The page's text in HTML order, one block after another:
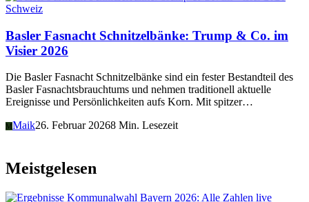
Schweiz
Basler Fasnacht Schnitzelbänke: Trump & Co. im
Visier 2026
Die Basler Fasnacht Schnitzelbänke sind ein fester Bestandteil des
Basler Fasnachtsbrauchtums und nehmen traditionell aktuelle
Ereignisse und Persönlichkeiten aufs Korn. Mit spitzer…
M Maik26. Februar 20268 Min. Lesezeit
Meistgelesen